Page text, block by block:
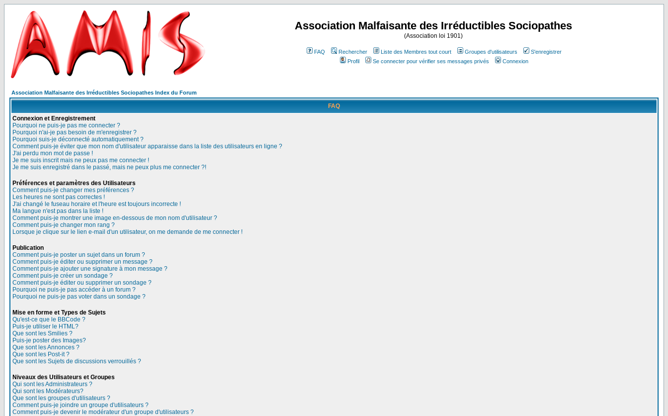
Association Malfaisante des Irréductibles Sociopathes
(Association loi 1901)
FAQ Rechercher Liste des Membres tout court Groupes d'utilisateurs
S'enregistrer
Profil
Se connecter pour vérifier ses messages privés Connexion
Association Malfaisante des Irréductibles Sociopathes Index du Forum
FAQ
Connexion et Enregistrement
Pourquoi ne puis-je pas me connecter ?
Pourquoi n'ai-je pas besoin de m'enregistrer ?
Pourquoi suis-je déconnecté automatiquement ?
Comment puis-je éviter que mon nom d'utilisateur apparaisse dans la liste des utilisateurs en ligne ?
J'ai perdu mon mot de passe !
Je me suis inscrit mais ne peux pas me connecter !
Je me suis enregistré dans le passé, mais ne peux plus me connecter ?!
Préférences et paramètres des Utilisateurs
Comment puis-je changer mes préférences ?
Les heures ne sont pas correctes !
J'ai changé le fuseau horaire et l'heure est toujours incorrecte !
Ma langue n'est pas dans la liste !
Comment puis-je montrer une image en-dessous de mon nom d'utilisateur ?
Comment puis-je changer mon rang ?
Lorsque je clique sur le lien e-mail d'un utilisateur, on me demande de me connecter !
Publication
Comment puis-je poster un sujet dans un forum ?
Comment puis-je éditer ou supprimer un message ?
Comment puis-je ajouter une signature à mon message ?
Comment puis-je créer un sondage ?
Comment puis-je éditer ou supprimer un sondage ?
Pourquoi ne puis-je pas accéder à un forum ?
Pourquoi ne puis-je pas voter dans un sondage ?
Mise en forme et Types de Sujets
Qu'est-ce que le BBCode ?
Puis-je utiliser le HTML?
Que sont les Smilies ?
Puis-je poster des Images?
Que sont les Annonces ?
Que sont les Post-it ?
Que sont les Sujets de discussions verrouillés ?
Niveaux des Utilisateurs et Groupes
Qui sont les Administrateurs ?
Qui sont les Modérateurs?
Que sont les groupes d'utilisateurs ?
Comment puis-je joindre un groupe d'utilisateurs ?
Comment puis-je devenir le modérateur d'un groupe d'utilisateurs ?